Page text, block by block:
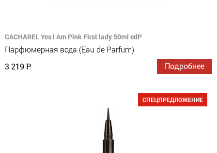
CACHAREL Yes I Am Pink First lady 50ml edP
Парфюмерная вода (Eau de Parfum)
3 219 Р.
Подробнее
СПЕЦПРЕДЛОЖЕНИЕ